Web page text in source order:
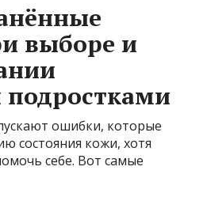
выборе и
ошибки, которые
состояния кожи, хотя
себе. Вот самые